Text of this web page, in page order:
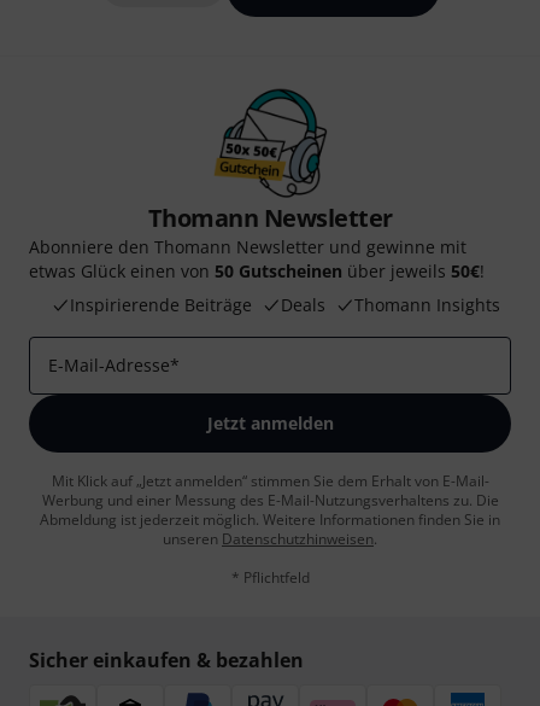
Thomann Newsletter
Abonniere den Thomann Newsletter und gewinne mit
etwas Glück einen von 50 Gutscheinen über jeweils 50€!
Inspirierende Beiträge
Deals Thomann Insights
E-Mail-Adresse*
Jetzt anmelden
Mit Klick auf „Jetzt anmelden“ stimmen Sie dem Erhalt von E-Mail-
Werbung und einer Messung des E-Mail-Nutzungsverhaltens zu. Die
Abmeldung ist jederzeit möglich. Weitere Informationen finden Sie in
unseren Datenschutzhinweisen.
* Pflichtfeld
Sicher einkaufen & bezahlen